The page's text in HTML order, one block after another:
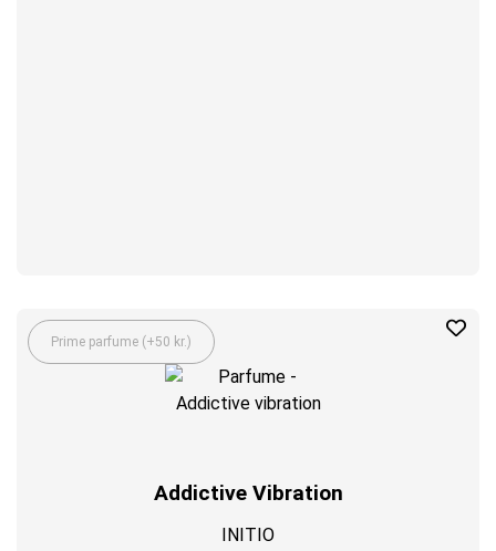
Prime parfume (+50 kr.)
Addictive Vibration
INITIO